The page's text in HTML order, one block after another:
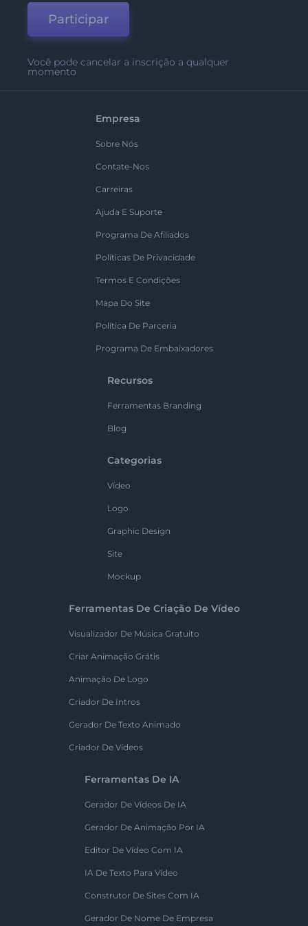
Participar
Você pode cancelar a inscrição a qualquer
momento
Empresa
Sobre Nós
Contate-Nos
Carreiras
Ajuda E Suporte
Programa De Afiliados
Políticas De Privacidade
Termos E Condições
Mapa Do Site
Política De Parceria
Programa De Embaixadores
Recursos
Ferramentas Branding
Blog
Categorias
Vídeo
Logo
Graphic Design
Site
Mockup
Ferramentas De Criação De Vídeo
Visualizador De Música Gratuito
Criar Animação Grátis
Animação De Logo
Criador De Intros
Gerador De Texto Animado
Criador De Vídeos
Ferramentas De IA
Gerador De Vídeos De IA
Gerador De Animação Por IA
Editor De Vídeo Com IA
IA De Texto Para Vídeo
Construtor De Sites Com IA
Gerador De Nome De Empresa